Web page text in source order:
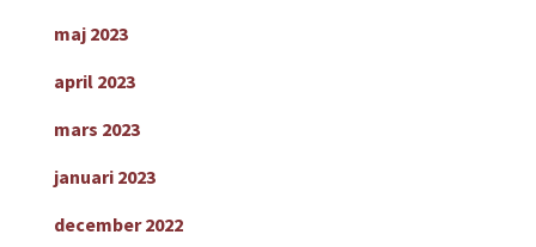
maj 2023
april 2023
mars 2023
januari 2023
december 2022